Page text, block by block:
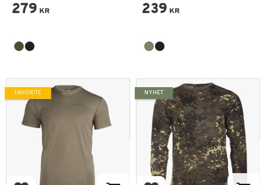
279 KR 239 KR
FAVORITE NYHET